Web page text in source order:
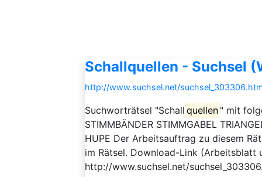
Schallquellen - Suchsel
http://www.suchsel.net/
Suchworträtsel "Schall quellen " mit
STIMMBÄNDER STIMMGABEL
HUPE Der Arbeitsauftrag zu diesem
im Rätsel. Download-Link (Arbeitsblatt
http://www.suchsel.net/